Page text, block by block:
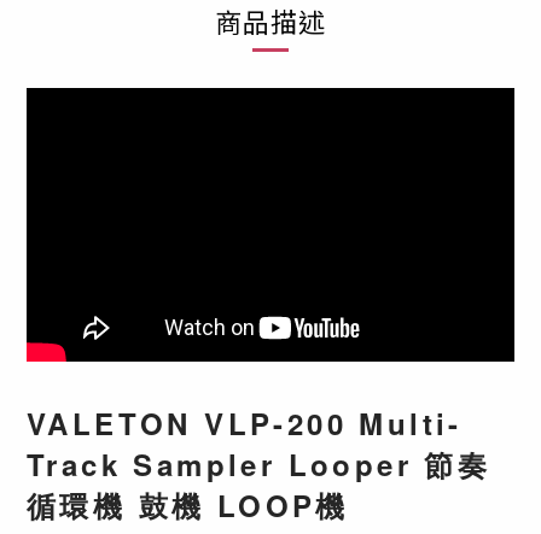
商品描述
VALETON VLP-200 Multi-
Track Sampler Looper 節奏
循環機 鼓機 LOOP機